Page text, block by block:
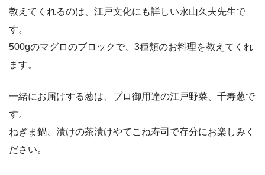
教えてくれるのは、江戸文化にも詳しい永山久夫先生で
す。
500gのマグロのブロックで、3種類のお料理を教えてくれ
ます。
一緒にお届けする葱は、プロ御用達の江戸野菜、千寿葱で
す。
ねぎま鍋、漬けの茶漬けやてこね寿司で存分にお楽しみく
ださい。